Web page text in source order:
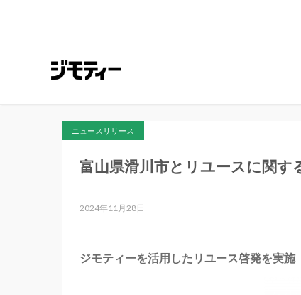
ニュースリリース
富山県滑川市とリユースに関す
2024年11月28日
ジモティーを活用したリユース啓発を実施